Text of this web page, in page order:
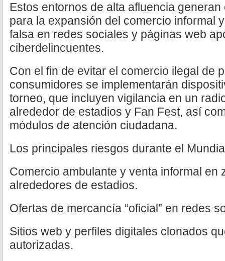
Estos entornos de alta afluencia
para la expansión del comercio informal
falsa en redes sociales y páginas web
ciberdelincuentes.
Con el fin de evitar el comercio ilegal de
consumidores se implementarán
torneo, que incluyen vigilancia en un
alrededor de estadios y Fan Fest, así
módulos de atención ciudadana.
Los principales riesgos durante el
Comercio ambulante y venta informal en
alrededores de estadios.
Ofertas de mercancía “oficial” en redes
Sitios web y perfiles digitales clonados
autorizadas.